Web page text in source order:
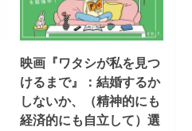
映画『ワタシが私を見つ
けるまで』：結婚するか
しないか、（精神的にも
経済的にも自立して）選